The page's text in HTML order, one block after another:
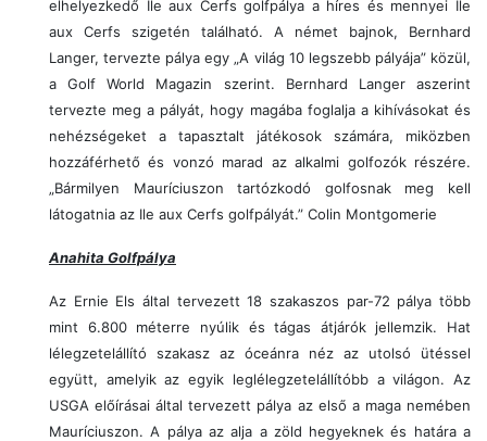
elhelyezkedő Ile aux Cerfs golfpálya a híres és mennyei Ile
aux Cerfs szigetén található. A német bajnok, Bernhard
Langer, tervezte pálya egy „A világ 10 legszebb pályája” közül,
a Golf World Magazin szerint. Bernhard Langer aszerint
tervezte meg a pályát, hogy magába foglalja a kihívásokat és
nehézségeket a tapasztalt játékosok számára, miközben
hozzáférhető és vonzó marad az alkalmi golfozók részére.
„Bármilyen Mauríciuszon tartózkodó golfosnak meg kell
látogatnia az Ile aux Cerfs golfpályát.” Colin Montgomerie
Anahita Golfpálya
Az Ernie Els által tervezett 18 szakaszos par-72 pálya több
mint 6.800 méterre nyúlik és tágas átjárók jellemzik. Hat
lélegzetelállító szakasz az óceánra néz az utolsó ütéssel
együtt, amelyik az egyik leglélegzetelállítóbb a világon. Az
USGA előírásai által tervezett pálya az első a maga nemében
Mauríciuszon. A pálya az alja a zöld hegyeknek és határa a